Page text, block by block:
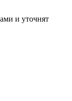
и уточнят